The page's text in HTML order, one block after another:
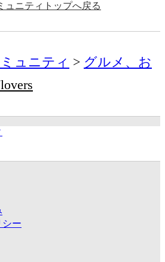
ュニティトップへ戻る
ュニティ
グルメ、お
シー